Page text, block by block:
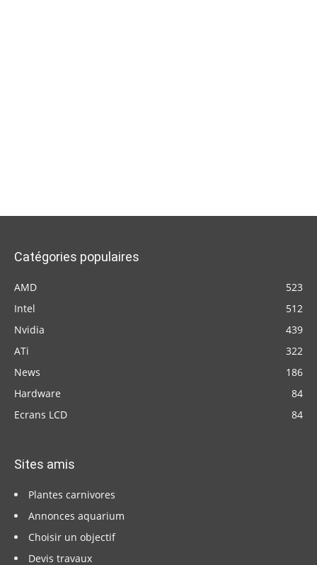
Catégories populaires
AMD
523
Intel
512
Nvidia
439
ATi
322
News
186
Hardware
84
Ecrans LCD
84
Sites amis
Plantes carnivores
Annonces aquarium
Choisir un objectif
Devis travaux